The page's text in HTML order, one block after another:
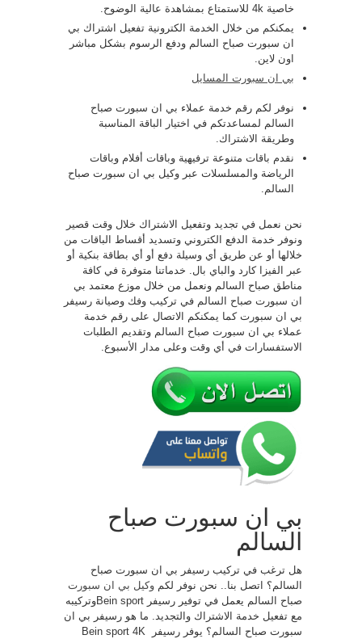
خاصية 4k للاستمتاع بمشاهدة عالية الوضوح.
يمكنكم من خلال الخدمة الكترونية تفعيل اشتراك بي
ان سبورت صباح السالم ودفع الرسوم بشكل مباشر
اون لاين.
بي ان سبورت المسايل
نوفر لكم رقم خدمة عملاء بي ان سبورت صباح
السالم لمساعدتكم في اختيار الباقة المناسبة
وطريقة الاشتراك.
نقدم باقات متنوعة ترفيهية وباقات أفلام وباقات
الرياضة والمسلسلات عبر وكيل بي ان سبورت صباح
السالم.
نحن نعمل في تجديد وتفعيل الاشتراك خلال وقت قصير
ونوفر خدمة الدفع الكتروني وتسديد أقساط الباقات من
خلالها أو عن طريق أي وسيلة دفع أو أي بطاقة بنكية أو
عبر الفيزا كارد والباي بال. خدماتنا متوفرة في كافة
مناطق صباح السالم ونعمل من خلال موزع معتمد بي
ان سبورت صباح السالم في تركيب وفك وصيانة رسيفر
بي ان سبورت كما يمكنكم الاتصال على رقم خدمة
عملاء بي ان سبورت صباح السالم وتقديم الطلبات
الاستفسارات في أي وقت وعلى مدار الأسبوع.
بي ان سبورت صباح
السالم
هل ترغب في تركيب رسيفر بي ان سبورت صباح
السالم؟ اتصل بنا.. نحن نوفر لكم وكيل بي ان سبورت
صباح السالم يعمل في توفير رسيفر Bein sportوتركيبه
مع تفعيل خدمة الاشتراك والتجديد. ما هو رسيفر بي ان
سبورت صباح السالم؟ يوفر رسيفر ​​ Bein sport 4K